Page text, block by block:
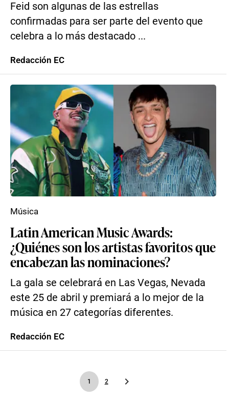
Feid son algunas de las estrellas
confirmadas para ser parte del evento que
celebra a lo más destacado ...
Redacción EC
Latin American Music Awards:
¿Quiénes son los artistas favoritos que
encabezan las nominaciones?
La gala se celebrará en Las Vegas, Nevada
este 25 de abril y premiará a lo mejor de la
música en 27 categorías diferentes.
Música
Redacción EC
1 2